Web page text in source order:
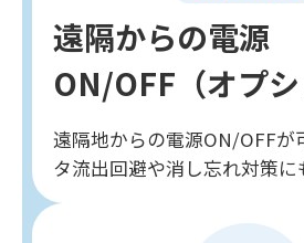
遠隔からの電源
ON/OFF（オプシ
遠隔地からの電源ON/OFFが
タ流出回避や消し忘れ対策に